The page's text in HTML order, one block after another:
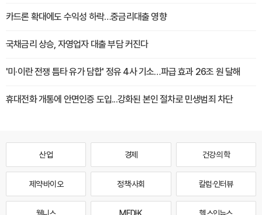
카드론 확대에도 수익성 하락…중금리대출 영향
국채금리 상승, 자영업자 대출 부담 커진다
'미·이란 전쟁 틈타 유가 담합' 정유 4사 기소…파급 효과 26조 원 달해
휴대전화 개통에 안면인증 도입...강화된 본인 절차로 민생범죄 차단
산업 경제 건강·의학
제약·바이오 정책·사회 칼럼·인터뷰